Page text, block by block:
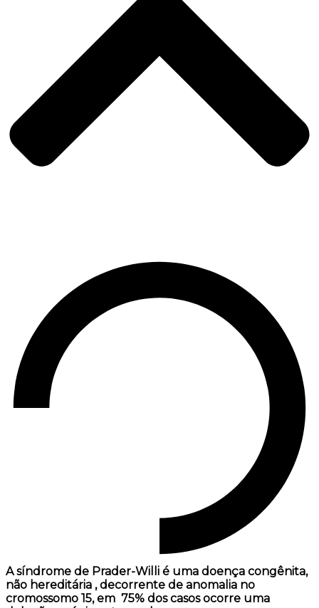
A síndrome de Prader-Willi é uma doença congênita,
não hereditária , decorrente de anomalia no
cromossomo 15, em 75% dos casos ocorre uma